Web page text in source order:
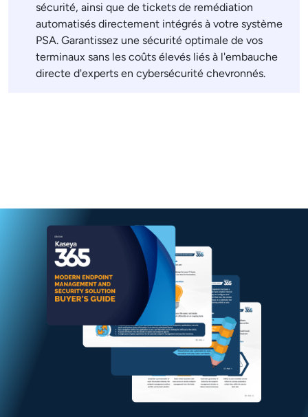
sécurité, ainsi que de tickets de remédiation
automatisés directement intégrés à votre système
PSA. Garantissez une sécurité optimale de vos
terminaux sans les coûts élevés liés à l'embauche
directe d'experts en cybersécurité chevronnés.